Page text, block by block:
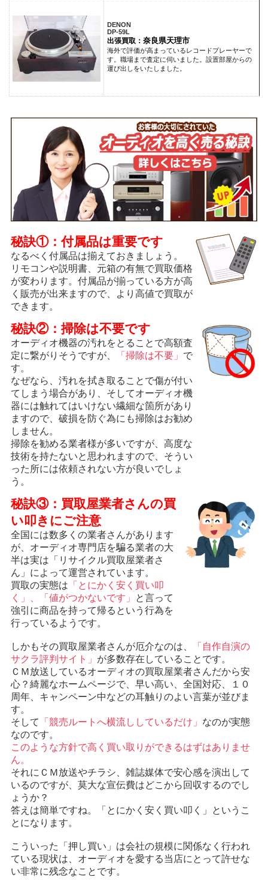
DENON
DP-59L
出張買取： 奈良県天理市
海外で評価が高まっているレコードプレーヤーで
す。職場まで査定に伺いました。設置部屋からの
運び出しをいたしました。
秘訣①：付属品は重要です
なるべく付属品は揃えておきましょう。
リモコンや説明書、元箱の有無で買取価格
が変わります。付属品が揃っている方が高
く販売が出来ますので、より高値で買取が
できます。
秘訣②：掃除は不要です
オーディオ機器の汚れをとることで高額査
定に繋がりそうですが、
「掃除は不要」 で
す。
なぜなら、汚れを拭き取ることで傷が付い
てしまう場合があり、そしてオーディオ機
器には触れてはいけない繊細な箇所があり
ますので、破損を防ぐ為にも掃除はお勧め
しません。
掃除を勧める業者様が多いですが、高度な
技術を持たないと思われますので、そうい
った所には依頼されない方が良いでしょ
う。
秘訣③：買取屋業者さんの買
い叩きにご注意
全国には数多くの業者さんがあります
が、オーディオ専門店を騙る業者の大
半は実は「リサイクル買取屋業者さ
ん」によって運営されています。
買取の実態は 「とにかく安く買い叩
く」、「値がつかないです」
と言って
強引に商品を持って帰るという行為を
行っているようです。
しかもその買取屋業者さんが厄介なのは、
「自作自演の
サクラ評判サイト」 が多数存在していることです。
ＣＭ放送しているオーディオの買取屋業者さんだから安
心？綺麗なホームページで、早い高い、全国対応、１０
周年、キャンペーン中などの耳触りのよい言葉が並びま
す。
そして
「競売ルートへ横流ししているだけ」 なのが実態
なのです。
このような方針で高く買い取りができるはずはありませ
ん。
それにＣＭ放送やチラシ、雑誌媒体で安心感を演出して
いるのですが、莫大な宣伝費はどこから回収するのでし
ょうか？
答えは簡単ですね。「とにかく安く買い叩く」というこ
とになります。
こういった「押し買い」は会社の規模に関係なく行われ
ている現状は、オーディオを愛する当店にとって許せな
い非常に残念なことです。